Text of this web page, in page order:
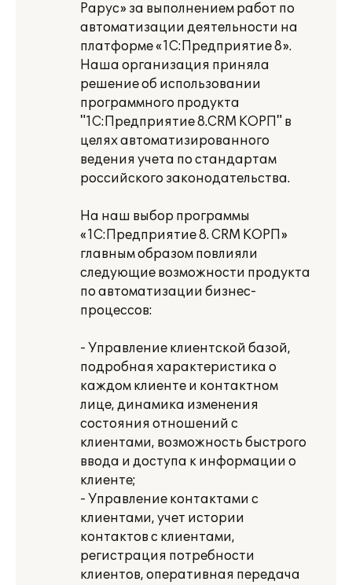
Рарус» за выполнением работ по
автоматизации деятельности на
платформе «1С:Предприятие 8».
Наша организация приняла
решение об использовании
программного продукта
"1С:Предприятие 8.CRM КОРП" в
целях автоматизированного
ведения учета по стандартам
российского законодательства.
На наш выбор программы
«1С:Предприятие 8. CRM КОРП»
главным образом повлияли
следующие возможности продукта
по автоматизации бизнес-
процессов:
- Управление клиентской базой,
подробная характеристика о
каждом клиенте и контактном
лице, динамика изменения
состояния отношений с
клиентами, возможность быстрого
ввода и доступа к информации о
клиенте;
- Управление контактами с
клиентами, учет истории
контактов с клиентами,
регистрация потребности
клиентов, оперативная передача